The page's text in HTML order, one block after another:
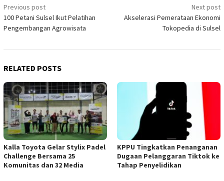
Post
navigation
Previous post
100 Petani Sulsel Ikut Pelatihan
Pengembangan Agrowisata
Next post
Akselerasi Pemerataan Ekonomi
Tokopedia di Sulsel
RELATED POSTS
Kalla Toyota Gelar Stylix Padel
Challenge Bersama 25
Komunitas dan 32 Media
KPPU Tingkatkan Penanganan
Dugaan Pelanggaran Tiktok ke
Tahap Penyelidikan